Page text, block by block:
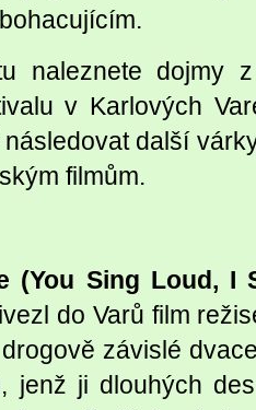
naleznete dojmy
v Karlových
další
filmům.
(You Sing Loud, I
do Varů film
závislé
jenž ji dlouhých